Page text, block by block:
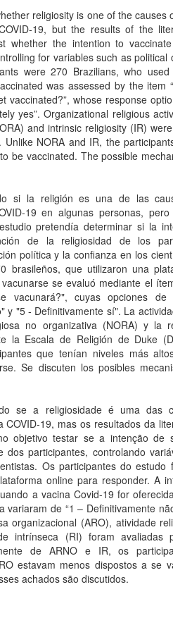
religiosity is one of the causes
19, but the results of the
whether the intention to
for variables such as political
were 270 Brazilians, who
was assessed by the item
vaccinated?”, whose response
yes”. Organizational religious
and intrinsic religiosity (IR)
NORA and IR, the
be vaccinated. The possible
si la religión es una de las
19 en algunas personas,
pretendía determinar si la
de la religiosidad de los
política y la confianza en los
brasileños, que utilizaron una
se evaluó mediante el
vacunará?", cuyas opciones de
y "5 - Definitivamente sí". La
no organizativa (NORA) y la
la Escala de Religión de Duke
que tenían niveles más
Se discuten los posibles
se a religiosidade é uma das
19, mas os resultados da
objetivo testar se a intenção de
participantes, controlando
Os participantes do estudo
online para responder. A
a vacina Covid-19 for
variaram de “1 – Definitivamente
organizacional (ARO), atividade
intrínseca (RI) foram avaliadas
de ARNO e IR, os
estavam menos dispostos a se
achados são discutidos.